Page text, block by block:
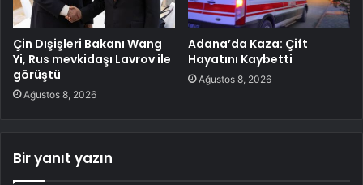
Çin Dışişleri Bakanı Wang
Yi, Rus mevkidaşı Lavrov ile
görüştü
Ağustos 8, 2026
Adana’da Kaza: Çift
Hayatını Kaybetti
Ağustos 8, 2026
Bir yanıt yazın